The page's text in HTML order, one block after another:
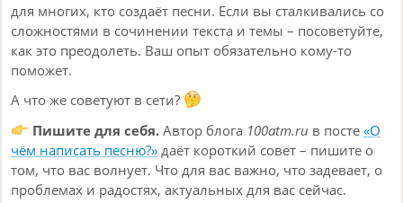
для многих, кто создаёт песни. Если вы сталкивались со
сложностями в сочинении текста и темы – посоветуйте,
как это преодолеть. Ваш опыт обязательно кому-то
поможет.
А что же советуют в сети?
Пишите для себя. Автор блога 100atm.ru в посте «О
чём написать песню?» даёт короткий совет – пишите о
том, что вас волнует. Что для вас важно, что задевает, о
проблемах и радостях, актуальных для вас сейчас.